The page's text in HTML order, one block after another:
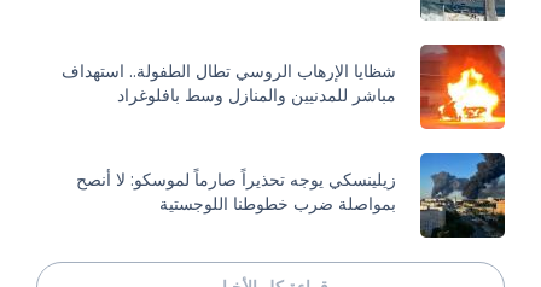
شظايا الإرهاب الروسي تطال الطفولة.. استهداف
مباشر للمدنيين والمنازل وسط بافلوغراد
زيلينسكي يوجه تحذيراً صارماً لموسكو: لا أنصح
بمواصلة ضرب خطوطنا اللوجستية